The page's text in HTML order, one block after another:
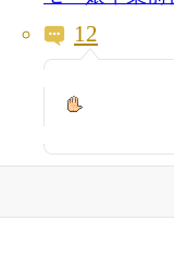
12